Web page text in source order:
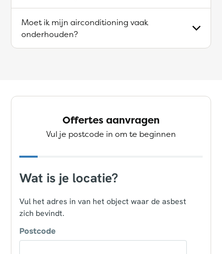
Moet ik mijn airconditioning vaak
onderhouden?
Offertes aanvragen
Vul je postcode in om te beginnen